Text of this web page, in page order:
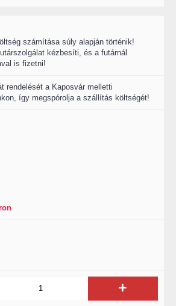
számítása súly alapján történik!
kézbesíti, és a futárnál
is fizetni!
rendelését a Kaposvár melletti
így megspórolja a szállítás költségét!
+